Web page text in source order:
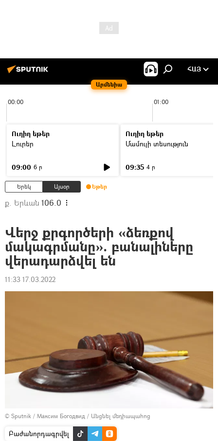
Արմենիա
ՀԱՅ
00:00 01:00
Ուղիղ եթեր
Լուրեր
09:00 6 ր
Ուղիղ եթեր
Մամուլի տեսություն
09:35 4 ր
Երեկ Այսօր Եթեր
ք. Երևան 106.0
Վերջ քրգործերի «ձեռքով
մակագրմանը». բանալիները
վերադարձվել են
11:33 17.03.2022
© Sputnik / Максим Богодвид / Անցնել մեդիապահոց
Բաժանորդագրվել